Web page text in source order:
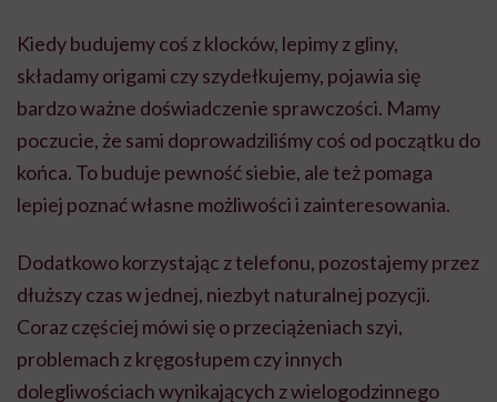
Kiedy budujemy coś z klocków, lepimy z gliny,
składamy origami czy szydełkujemy, pojawia się
bardzo ważne doświadczenie sprawczości. Mamy
poczucie, że sami doprowadziliśmy coś od początku do
końca. To buduje pewność siebie, ale też pomaga
lepiej poznać własne możliwości i zainteresowania.
Dodatkowo korzystając z telefonu, pozostajemy przez
dłuższy czas w jednej, niezbyt naturalnej pozycji.
Coraz częściej mówi się o przeciążeniach szyi,
problemach z kręgosłupem czy innych
dolegliwościach wynikających z wielogodzinnego